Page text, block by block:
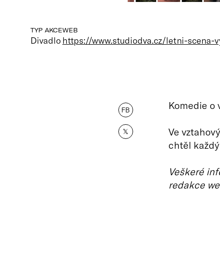
TYP AKCE
Divadlo
WEB
https://www.studiodva.cz/letni-scena-
FB
𝕏
Komedie o
Ve
chtěl
Veškeré
redakce